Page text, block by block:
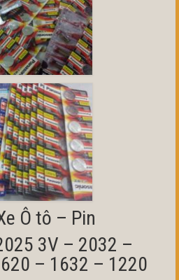
Ô tô – Pin
3V – 2032 –
– 1632 – 1220